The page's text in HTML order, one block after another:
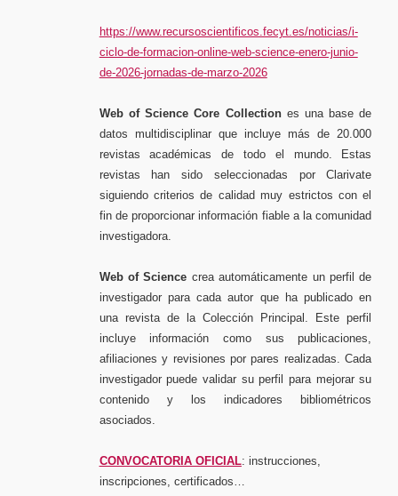
https://www.recursoscientificos.fecyt.es/noticias/i-
ciclo-de-formacion-online-web-science-enero-junio-
de-2026-jornadas-de-marzo-2026
Web of Science Core Collection es una base de
datos multidisciplinar que incluye más de 20.000
revistas académicas de todo el mundo. Estas
revistas han sido seleccionadas por Clarivate
siguiendo criterios de calidad muy estrictos con el
fin de proporcionar información fiable a la comunidad
investigadora.
Web of Science crea automáticamente un perfil de
investigador para cada autor que ha publicado en
una revista de la Colección Principal. Este perfil
incluye información como sus publicaciones,
afiliaciones y revisiones por pares realizadas. Cada
investigador puede validar su perfil para mejorar su
contenido y los indicadores bibliométricos
asociados.
CONVOCATORIA OFICIAL: instrucciones,
inscripciones, certificados…